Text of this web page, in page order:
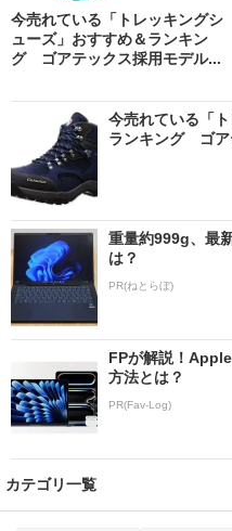
今売れている「トレッキングシ
ューズ」おすすめ＆ランキン
グ ゴアテックス採用モデル...
今売れている「
ランキング ゴア
重量約999g、最
は？
PR(ねとらぼ)
FPが解説！
方法とは？
PR(Fav-Log)
カテゴリ一覧